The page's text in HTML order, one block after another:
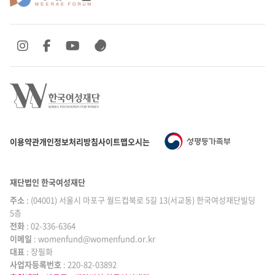
이용약관개인정보처리방침사이트맵오시는 길
SNS 바로가기
SNS 바로가기SNS 바로가기
SNS 바로가기
재단법인 한국여성재단
주소 : (04001) 서울시 마포구 월드컵북로 5길 13(서교동) 한국여성재단빌딩
5층
전화 : 02-336-6364
|
이메일 : womenfund@womenfund.or.kr
|
대표 : 장필화
|
사업자등록번호 : 220-82-03892